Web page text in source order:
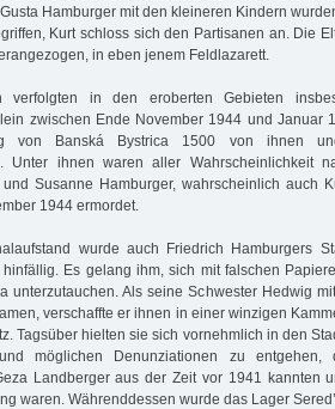
Hamburger mit den kleineren Kindern
Kurt schloss sich den Partisanen an. Die
in eben jenem Feldlazarett.
verfolgten in den eroberten Gebieten
zwischen Ende November 1944 und Januar
von Banská Bystrica 1500 von ihnen
Unter ihnen waren aller Wahrscheinlichkeit
und Susanne Hamburger, wahrscheinlich auch
1944 ermordet.
wurde auch Friedrich Hamburgers
Es gelang ihm, sich mit falschen
unterzutauchen. Als seine Schwester Hedwig
verschaffte er ihnen in einer winzigen
Tagsüber hielten sie sich vornehmlich in den
möglichen Denunziationen zu entgehen,
Landberger aus der Zeit vor 1941 kannten
waren. Währenddessen wurde das Lager